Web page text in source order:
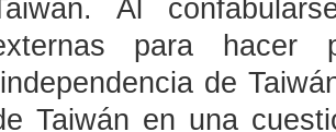
Taiwán. Al
para hacer
de
Taiwán en una